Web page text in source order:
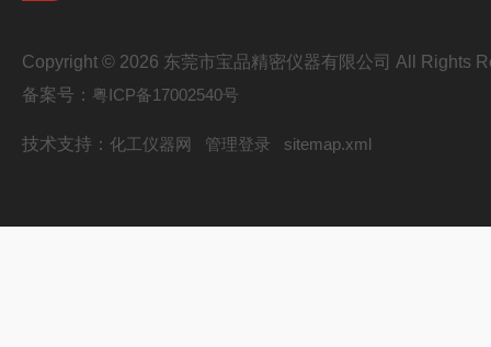
Copyright © 2026 东莞市宝品精密仪器有限公司 All Rights
备案号： 粤ICP备17002540号
技术支持： 化工仪器网 管理登录 sitemap.xml